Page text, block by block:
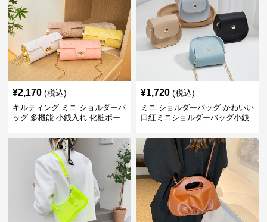
¥2,170 (税込)
キルティング ミニ ショルダーバ
ッグ 多機能 小銭入れ 化粧ポー
¥1,720 (税込)
ミニ ショルダーバッグ かわいい
口紅ミニショルダーバッグ小銭